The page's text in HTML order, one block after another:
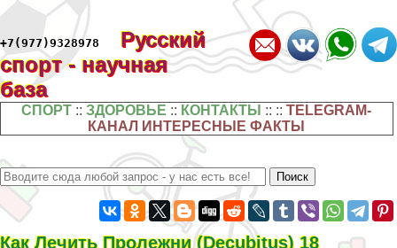
+7(977)9328978
Русский
спорт - научная
база
СПОРТ ::ЗДОРОВЬЕ :: КОНТАКТЫ :: ::TELEGRAM-
КАНАЛ ИНТЕРЕСНЫЕ ФАКТЫ
Как Лечить Пролежни (Decubitus) 18